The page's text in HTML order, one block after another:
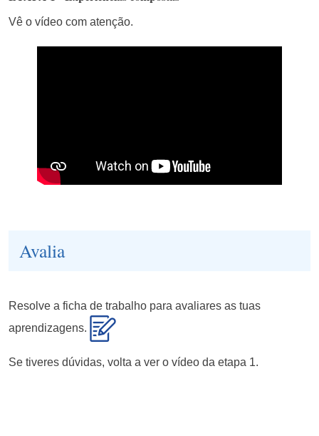
Vê o vídeo com atenção.
Avalia
Resolve a ficha de trabalho para avaliares as tuas
aprendizagens.
Se tiveres dúvidas, volta a ver o vídeo da etapa 1.